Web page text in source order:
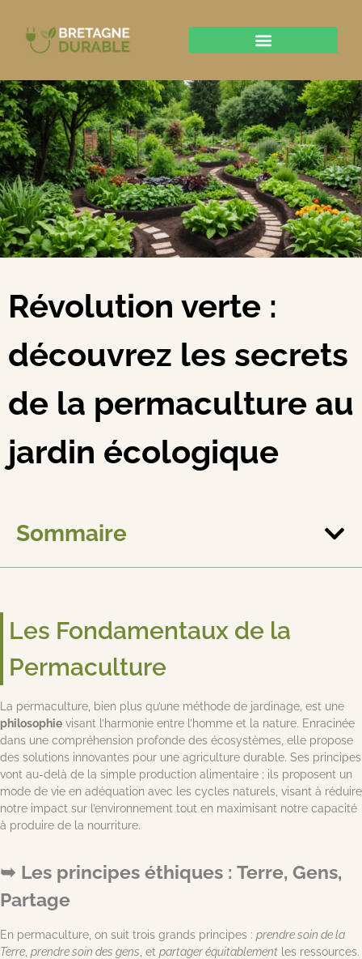
Révolution verte :
découvrez les secrets
de la permaculture au
jardin écologique
Sommaire
Les Fondamentaux de la
Permaculture
La permaculture, bien plus qu’une méthode de jardinage, est une
philosophie visant l’harmonie entre l’homme et la nature. Enracinée
dans une compréhension profonde des écosystèmes, elle propose
des solutions innovantes pour une agriculture durable. Ses principes
vont au-delà de la simple production alimentaire ; ils proposent un
mode de vie en adéquation avec les cycles naturels, visant à réduire
notre impact sur l’environnement tout en maximisant notre capacité
à produire de la nourriture.
Les principes éthiques : Terre, Gens,
Partage
En permaculture, on suit trois grands principes : prendre soin de la
Terre prendre soin des gens , et partager équitablement les ressources.